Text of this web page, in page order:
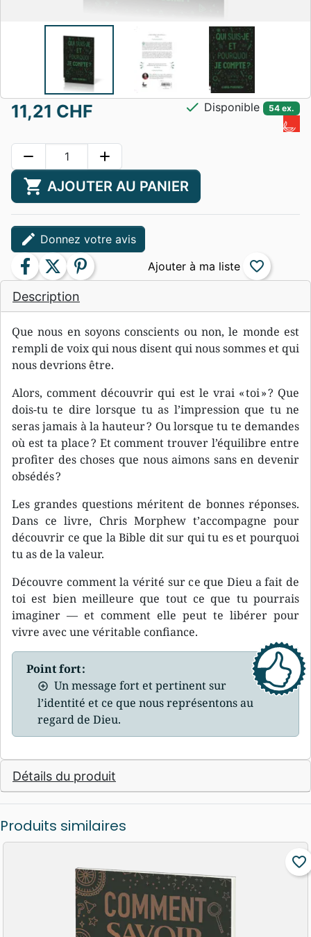
Description
Que nous en soyons conscients ou non, le monde est
rempli de voix qui nous disent qui nous sommes et qui
nous devrions être.
Alors, comment découvrir qui est le vrai « toi » ? Que
dois-tu te dire lorsque tu as l’impression que tu ne
seras jamais à la hauteur ? Ou lorsque tu te demandes
où est ta place ? Et comment trouver l’équilibre entre
profiter des choses que nous aimons sans en devenir
obsédés ?
Les grandes questions méritent de bonnes réponses.
Dans ce livre, Chris Morphew t’accompagne pour
découvrir ce que la Bible dit sur qui tu es et pourquoi
tu as de la valeur.
Découvre comment la vérité sur ce que Dieu a fait de
toi est bien meilleure que tout ce que tu pourrais
imaginer — et comment elle peut te libérer pour
vivre avec une véritable confiance.
Point fort :
Un message fort et pertinent sur
l’identité et ce que nous représentons au
regard de Dieu.
Détails du produit
11,21 CHF check Disponible 54 ex.
remove add
shopping_cart AJOUTER AU PANIER
edit Donnez votre avis
facebook twitter pinterest favorite_border
Produits similaires
favorite_border